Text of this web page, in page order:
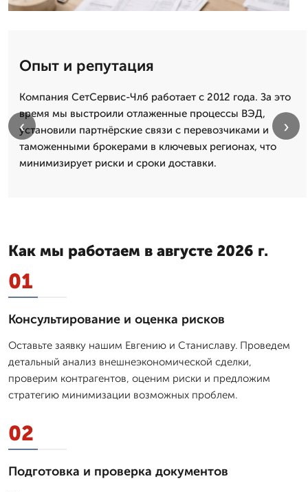
Опыт и репутация
Компания СетСервис-Члб работает с 2012 года. За это
время мы выстроили отлаженные процессы ВЭД,
установили партнёрские связи с перевозчиками и
таможенными брокерами в ключевых регионах, что
минимизирует риски и сроки доставки.
‹ ›
Как мы работаем в августе 2026 г.
01
Консультирование и оценка рисков
Оставьте заявку нашим Евгению и Станиславу. Проведем
детальный анализ внешнеэкономической сделки,
проверим контрагентов, оценим риски и предложим
стратегию минимизации возможных проблем.
02
Подготовка и проверка документов